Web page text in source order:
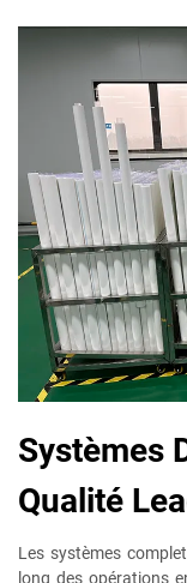
Systèmes
Qualité
Les systèmes
long des opérations